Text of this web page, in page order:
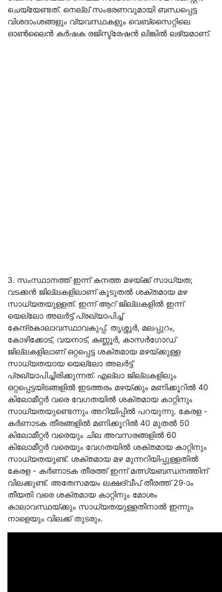
ചെയ്യേണ്ടത്. നെല്ല് സംഭരണവുമായി ബന്ധപ്പെട്ട
വിശദാംശങ്ങളും വ്യവസ്ഥകളും വെബ്സൈറ്റിലെ
ഓൺലൈൻ കർഷക രജിസ്ട്രേഷൻ ലിങ്കിൽ ലഭ്യമാണ്.
3. സംസ്ഥാനത്ത് ഇന്ന് കനത്ത മഴയ്‌ക്ക് സാധ്യത;
വടക്കന്‍ ജില്ലകളിലാണ് കൂടുതല്‍ ശക്തമായ മഴ
സാധ്യതയുള്ളത്. ഇന്ന് ആറ് ജില്ലകളില്‍ ഇന്ന്
യെല്ലോ അലര്‍ട്ട് പ്രഖ്യാപിച്ച്
കേന്ദ്രകാലാവസ്ഥാവകുപ്പ്. തൃശ്ശൂർ, മലപ്പുറം,
കോഴിക്കോട്, വയനാട്, കണ്ണൂർ, കാസർഗോഡ്
ജില്ലകളിലാണ് ഒറ്റപ്പെട്ട ശക്തമായ മഴയ്‌ക്കുള്ള
സാധ്യതയായ യെല്ലോ അലർട്ട്
പ്രഖ്യാപിച്ചിരിക്കുന്നത്. എല്ലാ ജില്ലകളിലും
ഒറ്റപ്പെട്ടയിടങ്ങളിൽ ഇടത്തരം മഴയ്ക്കും മണിക്കൂറിൽ 40
കിലോമീറ്റർ വരെ വേഗതയിൽ ശക്തമായ കാറ്റിനും
സാധ്യതയുണ്ടെന്നും അറിയിപ്പിൽ പറയുന്നു. കേരള -
കര്‍ണാടക തീരങ്ങളില്‍ മണിക്കൂറില്‍ 40 മുതല്‍ 50
കിലോമീറ്റര്‍ വരെയും ചില അവസരങ്ങളിൽ 60
കിലോമീറ്റര്‍ വരെയും വേഗതയില്‍ ശക്തമായ കാറ്റിനും
സാധ്യതയുണ്ട്. ശക്തമായ മഴ മുന്നറിയിപ്പുള്ളതില്‍
കേരള - കര്‍ണാടക തീരത്ത് ഇന്ന് മത്സ്യബന്ധനത്തിന്
വിലക്കുണ്ട്. അതേസമയം ലക്ഷദ്വീപ് തീരത്ത് 29-ാം
തീയതി വരെ ശക്തമായ കാറ്റിനും മോശം
കാലാവസ്ഥയ്‌ക്കും സാധ്യതയുള്ളതിനാൽ ഇന്നും
നാളെയും വിലക്ക് തുടരും.